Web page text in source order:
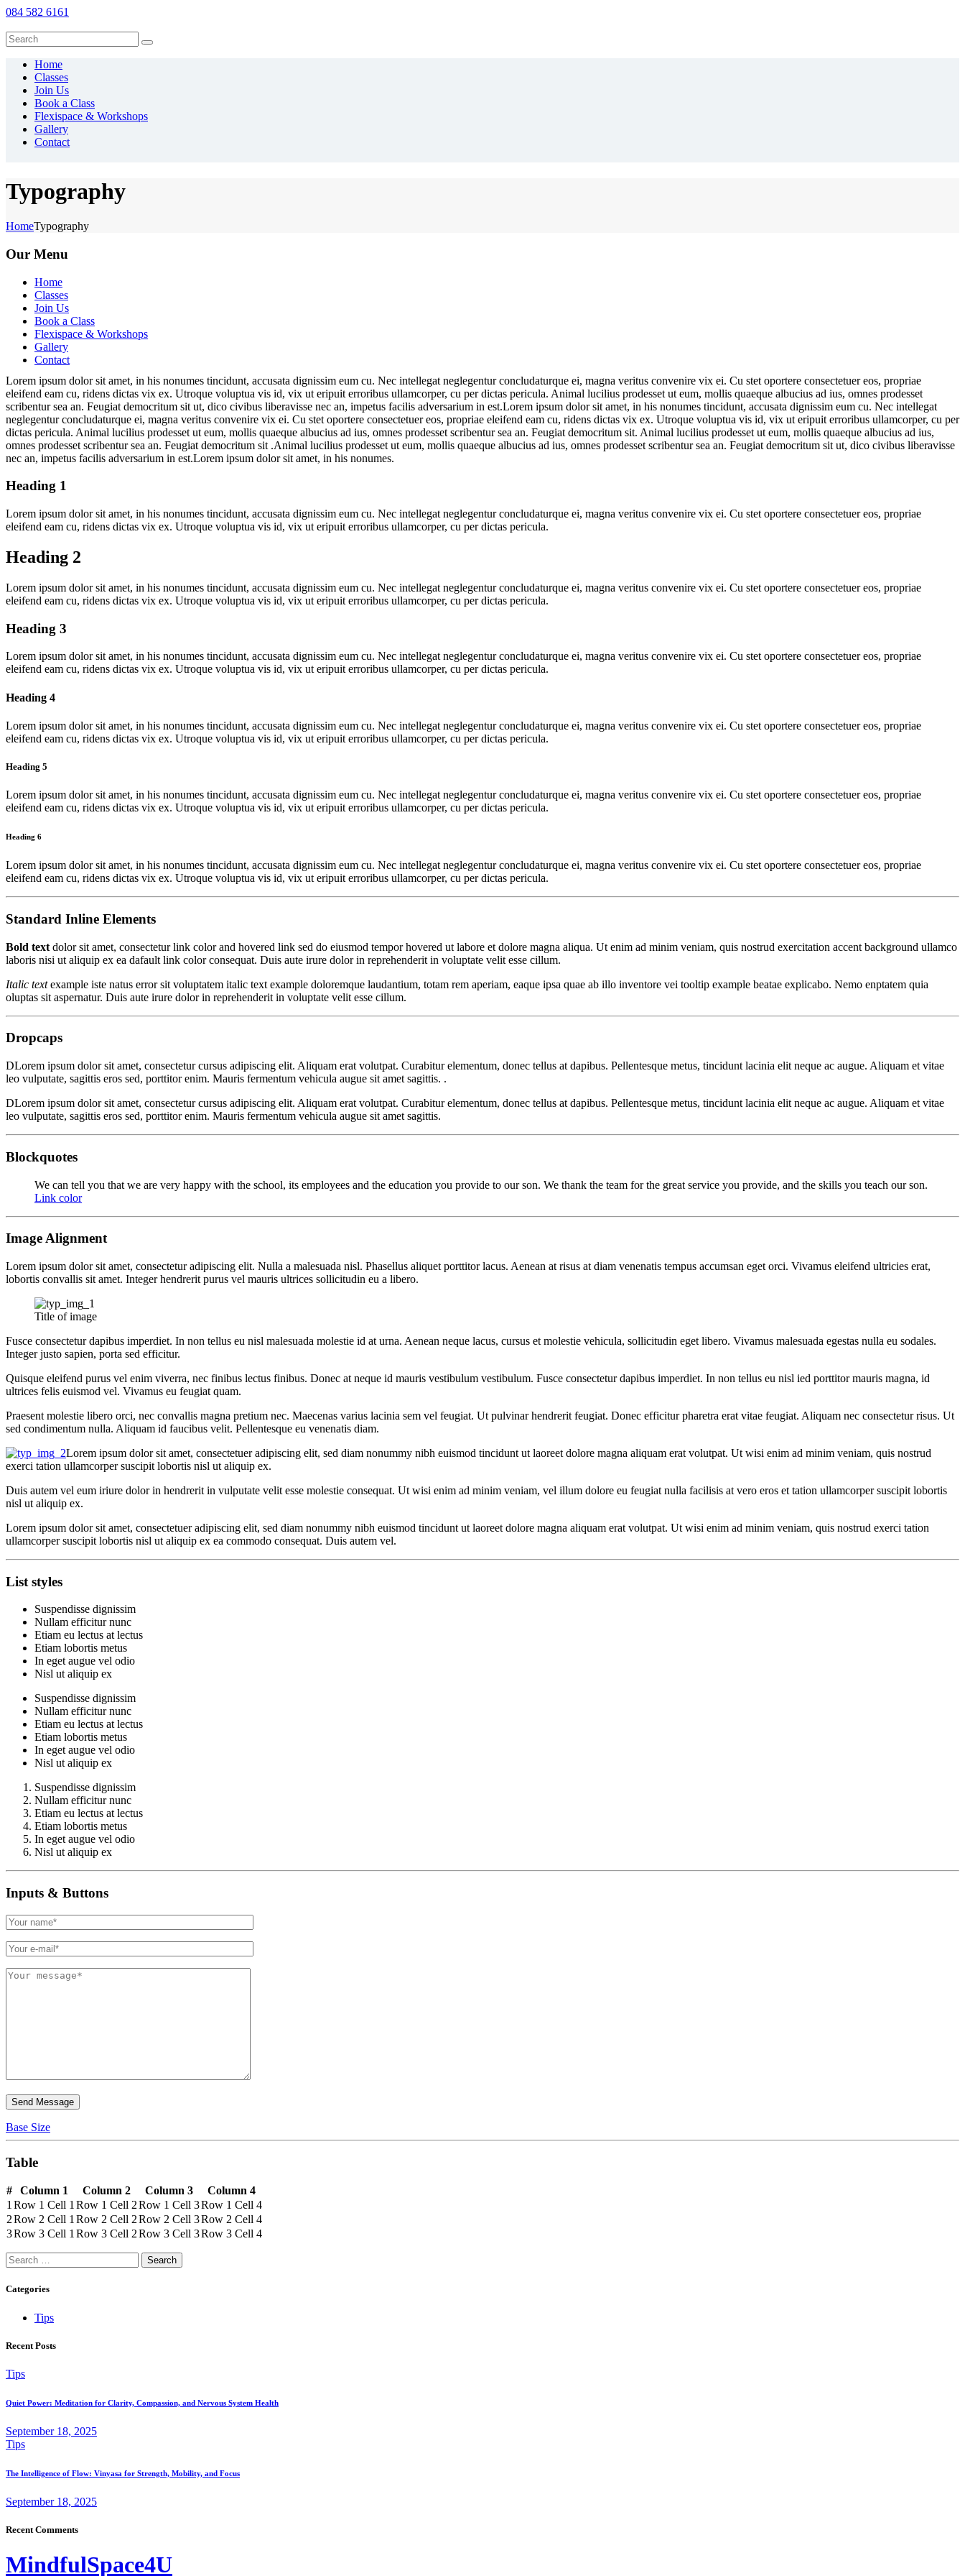
084 582 6161
Home
Classes
Join Us
Book a Class
Flexispace & Workshops
Gallery
Contact
Typography
HomeTypography
Our Menu
Home
Classes
Join Us
Book a Class
Flexispace & Workshops
Gallery
Contact
Lorem ipsum dolor sit amet, in his nonumes tincidunt, accusata dignissim eum cu. Nec intellegat neglegentur concludaturque ei, magna veritus convenire vix ei. Cu stet oportere consectetuer eos, propriae
eleifend eam cu, ridens dictas vix ex. Utroque voluptua vis id, vix ut eripuit erroribus ullamcorper, cu per dictas pericula. Animal lucilius prodesset ut eum, mollis quaeque albucius ad ius, omnes prodesset
scribentur sea an. Feugiat democritum sit ut, dico civibus liberavisse nec an, impetus facilis adversarium in est.Lorem ipsum dolor sit amet, in his nonumes tincidunt, accusata dignissim eum cu. Nec intellegat
neglegentur concludaturque ei, magna veritus convenire vix ei. Cu stet oportere consectetuer eos, propriae eleifend eam cu, ridens dictas vix ex. Utroque voluptua vis id, vix ut eripuit erroribus ullamcorper, cu per
dictas pericula. Animal lucilius prodesset ut eum, mollis quaeque albucius ad ius, omnes prodesset scribentur sea an. Feugiat democritum sit. Animal lucilius prodesset ut eum, mollis quaeque albucius ad ius,
omnes prodesset scribentur sea an. Feugiat democritum sit .Animal lucilius prodesset ut eum, mollis quaeque albucius ad ius, omnes prodesset scribentur sea an. Feugiat democritum sit ut, dico civibus liberavisse
nec an, impetus facilis adversarium in est.Lorem ipsum dolor sit amet, in his nonumes.
Heading 1
Lorem ipsum dolor sit amet, in his nonumes tincidunt, accusata dignissim eum cu. Nec intellegat neglegentur concludaturque ei, magna veritus convenire vix ei. Cu stet oportere consectetuer eos, propriae
eleifend eam cu, ridens dictas vix ex. Utroque voluptua vis id, vix ut eripuit erroribus ullamcorper, cu per dictas pericula.
Heading 2
Lorem ipsum dolor sit amet, in his nonumes tincidunt, accusata dignissim eum cu. Nec intellegat neglegentur concludaturque ei, magna veritus convenire vix ei. Cu stet oportere consectetuer eos, propriae
eleifend eam cu, ridens dictas vix ex. Utroque voluptua vis id, vix ut eripuit erroribus ullamcorper, cu per dictas pericula.
Heading 3
Lorem ipsum dolor sit amet, in his nonumes tincidunt, accusata dignissim eum cu. Nec intellegat neglegentur concludaturque ei, magna veritus convenire vix ei. Cu stet oportere consectetuer eos, propriae
eleifend eam cu, ridens dictas vix ex. Utroque voluptua vis id, vix ut eripuit erroribus ullamcorper, cu per dictas pericula.
Heading 4
Lorem ipsum dolor sit amet, in his nonumes tincidunt, accusata dignissim eum cu. Nec intellegat neglegentur concludaturque ei, magna veritus convenire vix ei. Cu stet oportere consectetuer eos, propriae
eleifend eam cu, ridens dictas vix ex. Utroque voluptua vis id, vix ut eripuit erroribus ullamcorper, cu per dictas pericula.
Heading 5
Lorem ipsum dolor sit amet, in his nonumes tincidunt, accusata dignissim eum cu. Nec intellegat neglegentur concludaturque ei, magna veritus convenire vix ei. Cu stet oportere consectetuer eos, propriae
eleifend eam cu, ridens dictas vix ex. Utroque voluptua vis id, vix ut eripuit erroribus ullamcorper, cu per dictas pericula.
Heading 6
Lorem ipsum dolor sit amet, in his nonumes tincidunt, accusata dignissim eum cu. Nec intellegat neglegentur concludaturque ei, magna veritus convenire vix ei. Cu stet oportere consectetuer eos, propriae
eleifend eam cu, ridens dictas vix ex. Utroque voluptua vis id, vix ut eripuit erroribus ullamcorper, cu per dictas pericula.
Standard Inline Elements
Bold text dolor sit amet, consecteturlink colorand hovered link sed do eiusmod tempor hovered ut labore et dolore magna aliqua. Ut enim ad minim veniam, quis nostrud exercitation accent background ullamco
laboris nisi ut aliquip ex ea dafault link color consequat. Duis aute irure dolor in reprehenderit in voluptate velit esse cillum.
Italic textexample iste natus error sit voluptatem italic text example doloremque laudantium, totam rem aperiam, eaque ipsa quae ab illo inventore vei tooltip example beatae explicabo. Nemo enptatem quia
oluptas sit aspernatur. Duis aute irure dolor in reprehenderit in voluptate velit esse cillum.
Dropcaps
DLorem ipsum dolor sit amet, consectetur cursus adipiscing elit. Aliquam erat volutpat. Curabitur elementum, donec tellus at dapibus. Pellentesque metus, tincidunt lacinia elit neque ac augue. Aliquam et vitae
leo vulputate, sagittis eros sed, porttitor enim. Mauris fermentum vehicula augue sit amet sagittis. .
DLorem ipsum dolor sit amet, consectetur cursus adipiscing elit. Aliquam erat volutpat. Curabitur elementum, donec tellus at dapibus. Pellentesque metus, tincidunt lacinia elit neque ac augue. Aliquam et vitae
leo vulputate, sagittis eros sed, porttitor enim. Mauris fermentum vehicula augue sit amet sagittis.
Blockquotes
We can tell you that we are very happy with the school, its employees and the education you provide to our son. We thank the team for the great service you provide, and the skills you teach our son.
Link color
Image Alignment
Lorem ipsum dolor sit amet, consectetur adipiscing elit. Nulla a malesuada nisl. Phasellus aliquet porttitor lacus. Aenean at risus at diam venenatis tempus accumsan eget orci. Vivamus eleifend ultricies erat,
lobortis convallis sit amet. Integer hendrerit purus vel mauris ultrices sollicitudin eu a libero.
Title of image
Fusce consectetur dapibus imperdiet. In non tellus eu nisl malesuada molestie id at urna. Aenean neque lacus, cursus et molestie vehicula, sollicitudin eget libero. Vivamus malesuada egestas nulla eu sodales.
Integer justo sapien, porta sed efficitur.
Quisque eleifend purus vel enim viverra, nec finibus lectus finibus. Donec at neque id mauris vestibulum vestibulum. Fusce consectetur dapibus imperdiet. In non tellus eu nisl іed porttitor mauris magna, id
ultrices felis euismod vel. Vivamus eu feugiat quam.
Praesent molestie libero orci, nec convallis magna pretium nec. Maecenas varius lacinia sem vel feugiat. Ut pulvinar hendrerit feugiat. Donec efficitur pharetra erat vitae feugiat. Aliquam nec consectetur risus. Ut
sed condimentum nulla. Aliquam id faucibus velit. Pellentesque eu venenatis diam.
Lorem ipsum dolor sit amet, consectetuer adipiscing elit, sed diam nonummy nibh euismod tincidunt ut laoreet dolore magna aliquam erat volutpat. Ut wisi enim ad minim veniam, quis nostrud
exerci tation ullamcorper suscipit lobortis nisl ut aliquip ex.
Duis autem vel eum iriure dolor in hendrerit in vulputate velit esse molestie consequat. Ut wisi enim ad minim veniam, vel illum dolore eu feugiat nulla facilisis at vero eros et tation ullamcorper suscipit lobortis
nisl ut aliquip ex.
Lorem ipsum dolor sit amet, consectetuer adipiscing elit, sed diam nonummy nibh euismod tincidunt ut laoreet dolore magna aliquam erat volutpat. Ut wisi enim ad minim veniam, quis nostrud exerci tation
ullamcorper suscipit lobortis nisl ut aliquip ex ea commodo consequat. Duis autem vel.
List styles
Suspendisse dignissim
Nullam efficitur nunc
Etiam eu lectus at lectus
Etiam lobortis metus
In eget augue vel odio
Nisl ut aliquip ex
Suspendisse dignissim
Nullam efficitur nunc
Etiam eu lectus at lectus
Etiam lobortis metus
In eget augue vel odio
Nisl ut aliquip ex
Suspendisse dignissim
Nullam efficitur nunc
Etiam eu lectus at lectus
Etiam lobortis metus
In eget augue vel odio
Nisl ut aliquip ex
Inputs & Buttons
Base Size
Table
# Column 1 Column 2 Column 3
Column 4
1 Row 1 Cell 1 Row 1 Cell 2Row 1 Cell 3Row 1 Cell 4
2Row 2 Cell 1 Row 2 Cell 2Row 2 Cell 3Row 2 Cell 4
3Row 3 Cell 1 Row 3 Cell 2Row 3 Cell 3Row 3 Cell 4
Search
for:
Categories
Tips
Recent Posts
Tips
Quiet Power: Meditation for Clarity, Compassion, and Nervous System Health
September 18, 2025
Tips
The Intelligence of Flow: Vinyasa for Strength, Mobility, and Focus
September 18, 2025
Recent Comments
MindfulSpace4U